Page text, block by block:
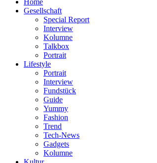
Home
Gesellschaft
Special Report
Interview
Kolumne
Talkbox
Portrait
Lifestyle
Portrait
Interview
Fundstück
Guide
Yummy
Fashion
Trend
Tech-News
Gadgets
Kolumne